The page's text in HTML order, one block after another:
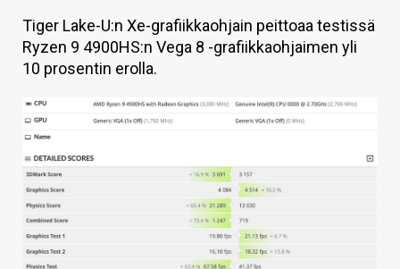
TIETOA
HINTA.FI
VAIHDA TEEMA
HAKU
Tiger Lake-U:n Xe-grafiikkaohjain peittoaa testissä
Ryzen 9 4900HS:n Vega 8 -grafiikkaohjaimen yli
10 prosentin erolla.